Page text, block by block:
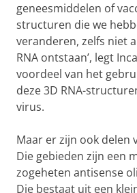
geneesmiddelen of
structuren die we
veranderen, zelfs niet
RNA ontstaan’, legt
voordeel van het
deze 3D RNA-
virus.
Maar er zijn ook delen
Die gebieden zijn een
zogeheten antisense
Die bestaat uit een